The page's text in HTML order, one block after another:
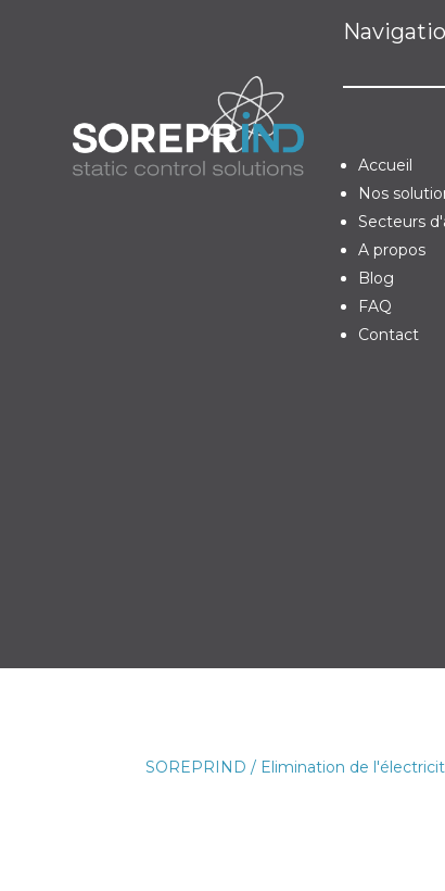
Accueil
Nos
Secteurs
A propos
Blog
FAQ
Contact
SOREPRIND / Elimination de